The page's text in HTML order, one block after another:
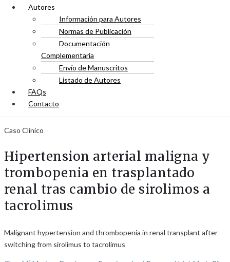
Autores
Información para Autores
Normas de Publicación
Documentación
Complementaria
Envío de Manuscritos
Listado de Autores
FAQs
Contacto
Caso Clínico
Hipertension arterial maligna y
trombopenia en trasplantado
renal tras cambio de sirolimos a
tacrolimus
Malignant hypertension and thrombopenia in renal transplant after
switching from sirolimus to tacrolimus